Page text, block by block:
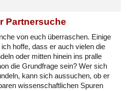
Partnersuche
von euch überraschen. Einige
hoffe, dass er auch vielen die
oder mitten hinein ins pralle
die Grundfrage sein? Wer sich
kann sich aussuchen, ob er
wissenschaftlichen Spuren